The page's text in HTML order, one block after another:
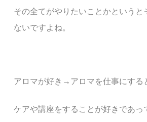
その全てがやりたいことかというと
ないですよね。
アロマが好き→アロマを仕事にする
ケアや講座をすることが好きであっ